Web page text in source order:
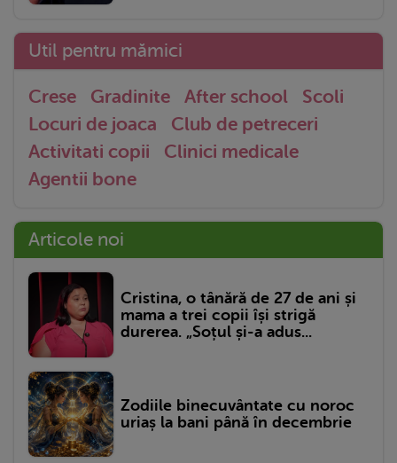
Util pentru mămici
Crese Gradinite After school
Scoli
Locuri de joaca
Club de petreceri
Activitati copii
Clinici medicale
Agentii bone
Articole noi
Cristina, o tânără de 27 de ani și
mama a trei copii își strigă
durerea. „Soțul și-a adus...
Zodiile binecuvântate cu noroc
uriaș la bani până în decembrie